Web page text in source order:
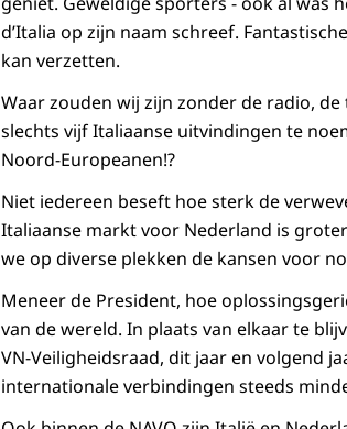
d’Italia op zijn naam schreef.
kan verzetten.
Waar zouden wij zijn zonder de radio,
slechts vijf Italiaanse uitvindingen te
Noord-Europeanen!?
Niet iedereen beseft hoe sterk de
Italiaanse markt voor Nederland is
we op diverse plekken de kansen voor
Meneer de President, hoe
van de wereld. In plaats van elkaar te
VN-Veiligheidsraad, dit jaar en volgend
internationale verbindingen steeds